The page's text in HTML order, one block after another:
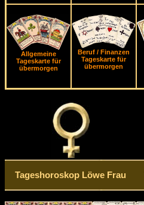
Allgemeine
Tageskarte für
übermorgen
Beruf / Finanzen
Tageskarte für
übermorgen
Tageshoroskop Löwe Frau